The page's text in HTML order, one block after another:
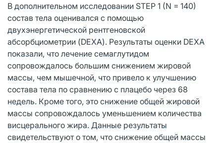
В дополнительном исследовании STEP 1 (N = 140)
состав тела оценивался с помощью
двухэнергетической рентгеновской
абсорбциометрии (DEXA). Результаты оценки DEXA
показали, что лечение семаглутидом
сопровождалось большим снижением жировой
массы, чем мышечной, что привело к улучшению
состава тела по сравнению с плацебо через 68
недель. Кроме того, это снижение общей жировой
массы сопровождалось уменьшением количества
висцерального жира. Данные результаты
свидетельствуют о том, что снижение общей массы